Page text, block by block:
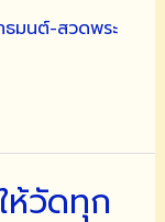
ธมนต์-สวดพระ
ห้วัดทุก